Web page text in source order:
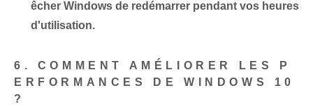
êcher Windows de redémarrer pendant vos heures
d'utilisation.
6. COMMENT AMÉLIORER LES P
ERFORMANCES DE WINDOWS 10
?